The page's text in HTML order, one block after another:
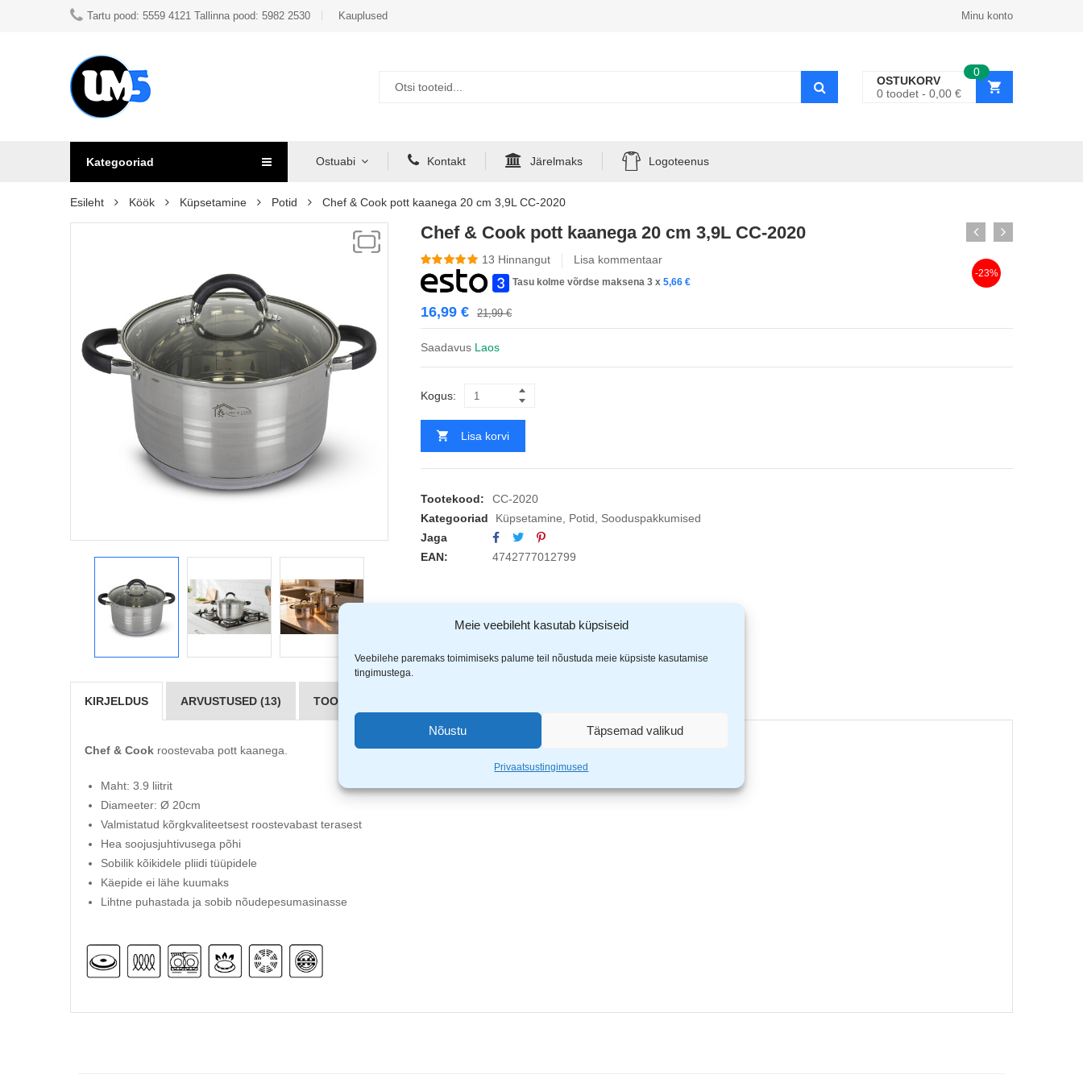
Meie veebileht kasutab küpsiseid
Veebilehe paremaks toimimiseks palume teil nõustuda meie küpsiste kasutamise
tingimustega.
Nõustu Täpsemad valikud
Privaatsustingimused
Tartu pood: 5559 4121 Tallinna pood: 5982 2530 Kauplused Minu konto
0
OSTUKORV
0 toodet 0,00 €
Kategooriad Ostuabi Kontakt Järelmaks Logoteenus
Esileht Köök Küpsetamine Potid Chef & Cook pott kaanega 20 cm 3,9L CC-2020
Chef & Cook pott kaanega 20 cm 3,9L CC-2020
13 Hinnangut Lisa kommentaar
Tasu kolme võrdse maksena 3 x 5,66 €
21,99€
16,99 €
-23%
Saadavus Laos
Kogus:
Lisa korvi
Tootekood:
CC-2020
Kategooriad
Küpsetamine, Potid, Sooduspakkumised
Jaga
EAN:
4742777012799
KIRJELDUS ARVUSTUSED (13) TOOTJAD (1)
Chef & Cook roostevaba pott kaanega.
Maht: 3.9 liitrit
Diameeter: Ø 20cm
Valmistatud kõrgkvaliteetsest roostevabast terasest
Hea soojusjuhtivusega põhi
Sobilik kõikidele pliidi tüüpidele
Käepide ei lähe kuumaks
Lihtne puhastada ja sobib nõudepesumasinasse